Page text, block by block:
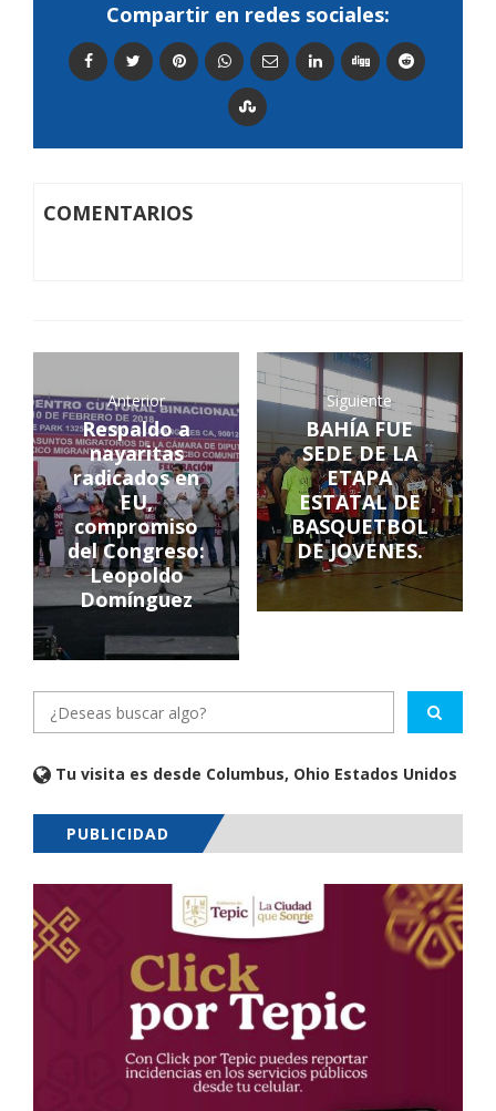
Compartir en redes sociales:
COMENTARIOS
Anterior
Respaldo a
nayaritas
radicados en
EU,
compromiso
del Congreso:
Leopoldo
Domínguez
Siguiente
BAHÍA FUE
SEDE DE LA
ETAPA
ESTATAL DE
BASQUETBOL
DE JOVENES.
Tu visita es desde Columbus, Ohio Estados Unidos
PUBLICIDAD